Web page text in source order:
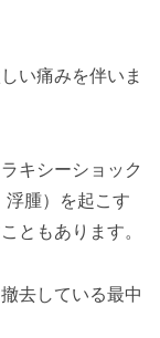
い痛みを伴いま
キシーショック
浮腫）を起こす
ともあります。
去している最中